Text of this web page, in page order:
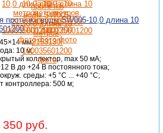
протечки воды SW005-10,0 длина 10
мм;
10 м;
коллектор, max 50 мА;
В до +24 В постоянного тока;
среды: +5 °C ... +40 °C;
контроллера: 500 м;
350 руб.